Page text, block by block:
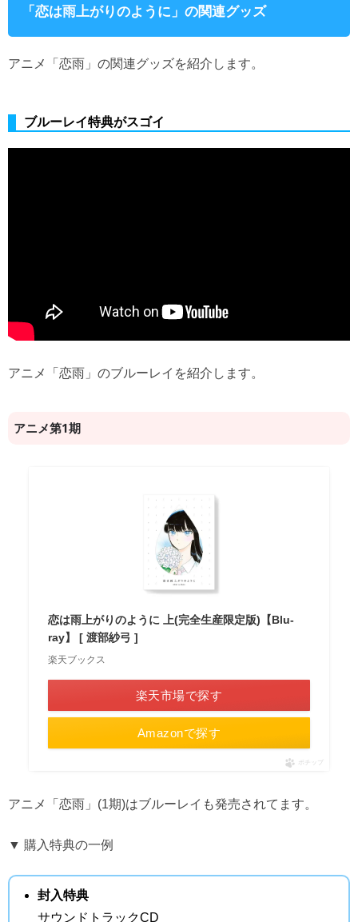
「恋は雨上がりのように」の関連グッズ
アニメ「恋雨」の関連グッズを紹介します。
ブルーレイ特典がスゴイ
アニメ「恋雨」のブルーレイを紹介します。
アニメ第1期
恋は雨上がりのように 上(完全生産限定版)【Blu-
ray】 [ 渡部紗弓 ]
楽天ブックス
楽天市場で探す
Amazonで探す
ポチップ
アニメ「恋雨」(1期)はブルーレイも発売されてます。
▼ 購入特典の一例
封入特典
サウンドトラックCD